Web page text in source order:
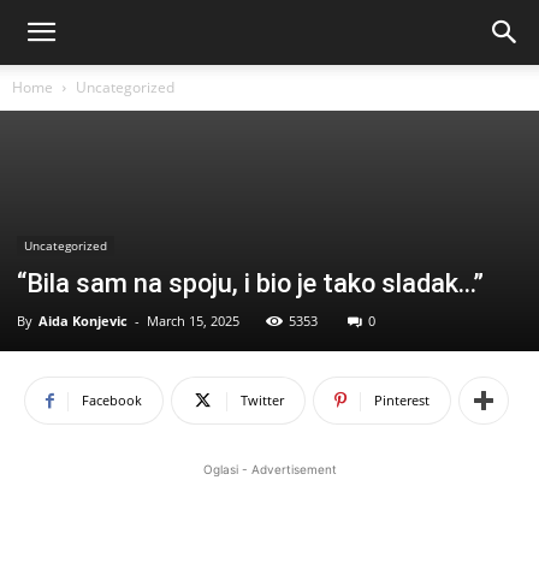
Home Uncategorized
Uncategorized
“Bila sam na spoju, i bio je tako sladak…”
By Aida Konjevic - March 15, 2025 5353 0
Facebook Twitter Pinterest
Oglasi - Advertisement